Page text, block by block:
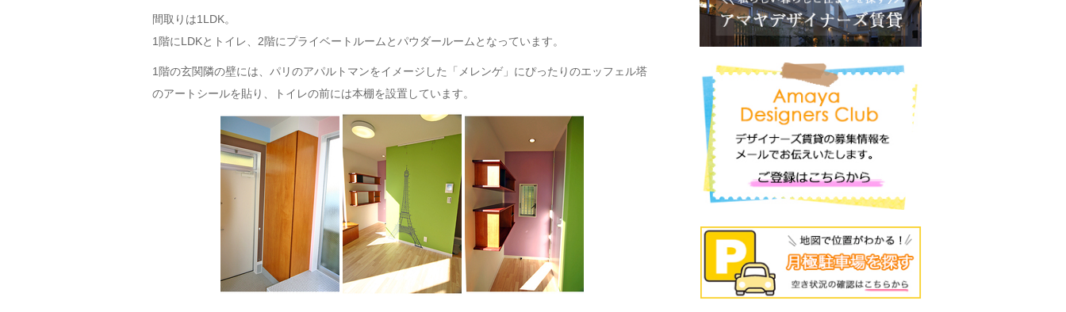
間取りは1LDK。
1階にLDKとトイレ、2階にプライベートルームとパウダールームとなっています。
1階の玄関隣の壁には、パリのアパルトマンをイメージした「メレンゲ」にぴったりのエッフェル塔
のアートシールを貼り、トイレの前には本棚を設置しています。